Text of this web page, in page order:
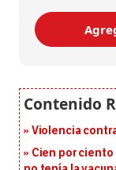
Violencia
Cien por